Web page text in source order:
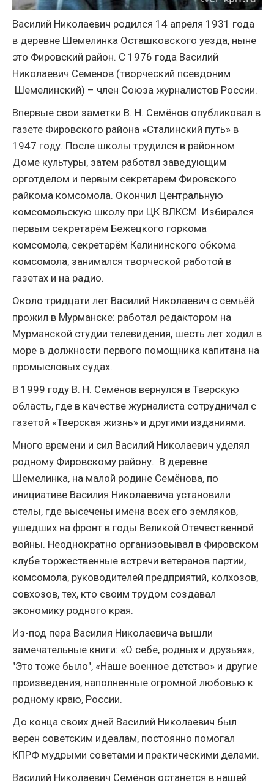
Василий Николаевич родился 14 апреля 1931 года
в деревне Шемелинка Осташковского уезда, ныне
это Фировский район. С 1976 года Василий
Николаевич Семенов (творческий псевдоним
Шемелинский) – член Союза журналистов России.
Впервые свои заметки В. Н. Семёнов опубликовал в
газете Фировского района «Сталинский путь» в
1947 году. После школы трудился в районном
Доме культуры, затем работал заведующим
орготделом и первым секретарем Фировского
райкома комсомола. Окончил Центральную
комсомольскую школу при ЦК ВЛКСМ. Избирался
первым секретарём Бежецкого горкома
комсомола, секретарём Калининского обкома
комсомола, занимался творческой работой в
газетах и на радио.
Около тридцати лет Василий Николаевич с семьёй
прожил в Мурманске: работал редактором на
Мурманской студии телевидения, шесть лет ходил в
море в должности первого помощника капитана на
промысловых судах.
В 1999 году В. Н. Семёнов вернулся в Тверскую
область, где в качестве журналиста сотрудничал с
газетой «Тверская жизнь» и другими изданиями.
Много времени и сил Василий Николаевич уделял
родному Фировскому району. В деревне
Шемелинка, на малой родине Семёнова, по
инициативе Василия Николаевича установили
стелы, где высечены имена всех его земляков,
ушедших на фронт в годы Великой Отечественной
войны. Неоднократно организовывал в Фировском
клубе торжественные встречи ветеранов партии,
комсомола, руководителей предприятий, колхозов,
совхозов, тех, кто своим трудом создавал
экономику родного края.
Из-под пера Василия Николаевича вышли
замечательные книги: «О себе, родных и друзьях»,
"Это тоже было", «Наше военное детство» и другие
произведения, наполненные огромной любовью к
родному краю, России.
До конца своих дней Василий Николаевич был
верен советским идеалам, постоянно помогал
КПРФ мудрыми советами и практическими делами.
Василий Николаевич Семёнов останется в нашей